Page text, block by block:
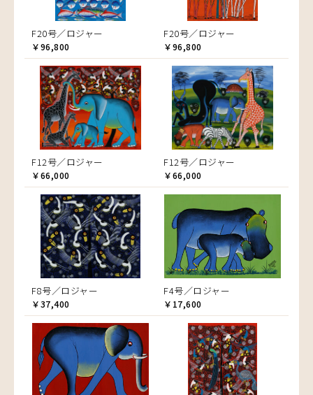
F20号／ロジャー
￥96,800
F20号／ロジャー
￥96,800
F12号／ロジャー
￥66,000
F12号／ロジャー
￥66,000
F8号／ロジャー
￥37,400
F4号／ロジャー
￥17,600